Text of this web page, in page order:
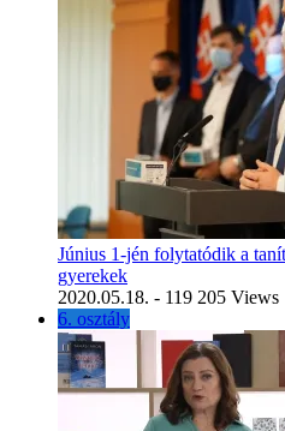
Június 1-jén folytatódik a
gyerekek
2020.05.18. - 119 205 Views
6. osztály